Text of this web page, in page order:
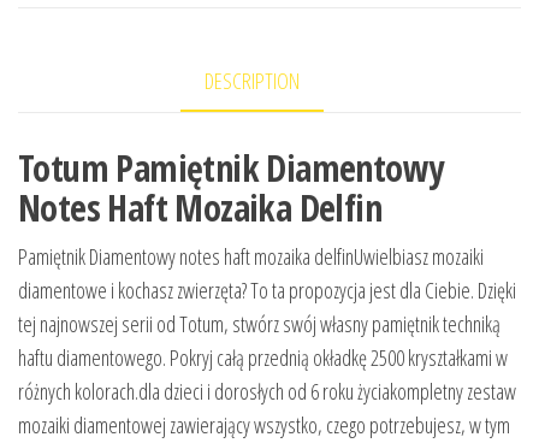
DESCRIPTION
Totum Pamiętnik Diamentowy
Notes Haft Mozaika Delfin
Pamiętnik Diamentowy notes haft mozaika delfinUwielbiasz mozaiki
diamentowe i kochasz zwierzęta? To ta propozycja jest dla Ciebie. Dzięki
tej najnowszej serii od Totum, stwórz swój własny pamiętnik techniką
haftu diamentowego. Pokryj całą przednią okładkę 2500 kryształkami w
różnych kolorach.dla dzieci i dorosłych od 6 roku życiakompletny zestaw
mozaiki diamentowej zawierający wszystko, czego potrzebujesz, w tym